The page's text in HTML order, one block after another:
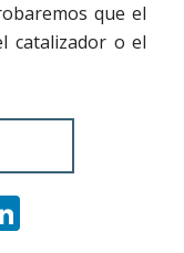
que el
catalizador o el
LinkedIn